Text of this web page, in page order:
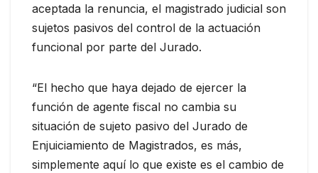
aceptada la renuncia, el magistrado judicial son
sujetos pasivos del control de la actuación
funcional por parte del Jurado.
“El hecho que haya dejado de ejercer la
función de agente fiscal no cambia su
situación de sujeto pasivo del Jurado de
Enjuiciamiento de Magistrados, es más,
simplemente aquí lo que existe es el cambio de